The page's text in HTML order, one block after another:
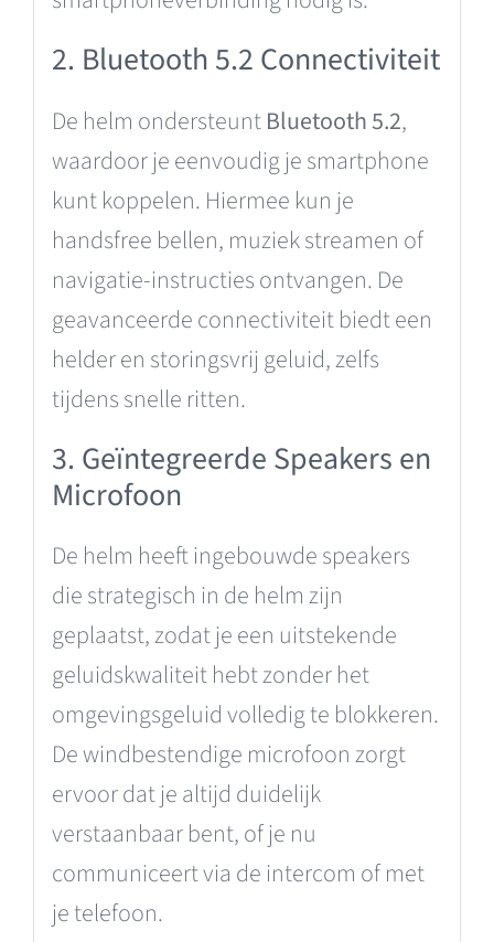
2. Bluetooth 5.2 Connectiviteit
De helm ondersteuntBluetooth 5.2,
waardoor je eenvoudig je smartphone
kunt koppelen. Hiermee kun je
handsfree bellen, muziek streamen of
navigatie-instructies ontvangen. De
geavanceerde connectiviteit biedt een
helder en storingsvrij geluid, zelfs
tijdens snelle ritten.
3. Geïntegreerde Speakers en
Microfoon
De helm heeft ingebouwde speakers
die strategisch in de helm zijn
geplaatst, zodat je een uitstekende
geluidskwaliteit hebt zonder het
omgevingsgeluid volledig te blokkeren.
De windbestendige microfoon zorgt
ervoor dat je altijd duidelijk
verstaanbaar bent, of je nu
communiceert via de intercom of met
je telefoon.